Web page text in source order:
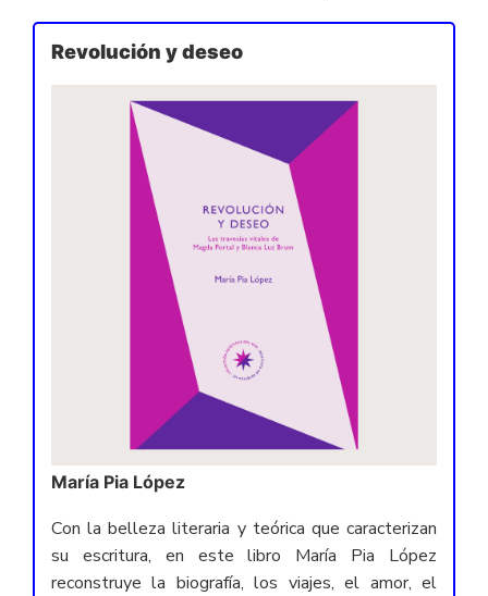
Revolución y deseo
María Pia López
Con la belleza literaria y teórica que caracterizan
su escritura, en este libro María Pia López
reconstruye la biografía, los viajes, el amor, el